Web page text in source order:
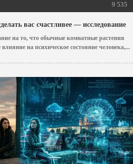
9 535
вас счастливее — исследование
на то, что обычные комнатные растения
на психическое состояние человека,...